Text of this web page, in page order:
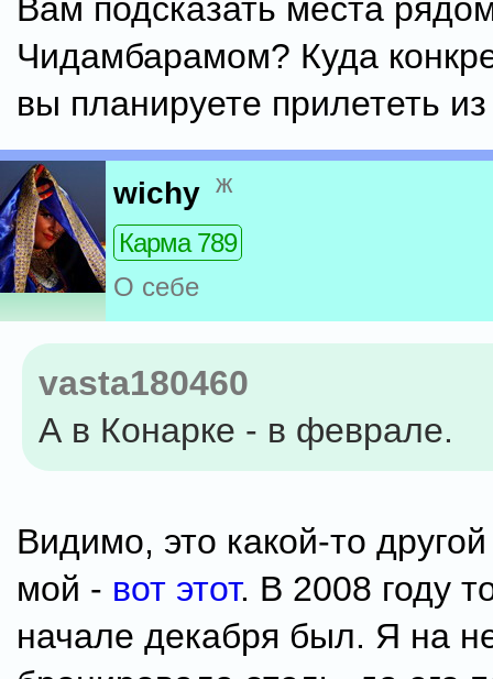
Вам подсказать места
Чидамбарамом? Куда
вы планируете прилететь
wichy ж
Карма 789
О себе
vasta180460
А в Конарке - в феврале.
Видимо, это какой-то
мой - вот этот. В 2008 году
начале декабря был. Я на